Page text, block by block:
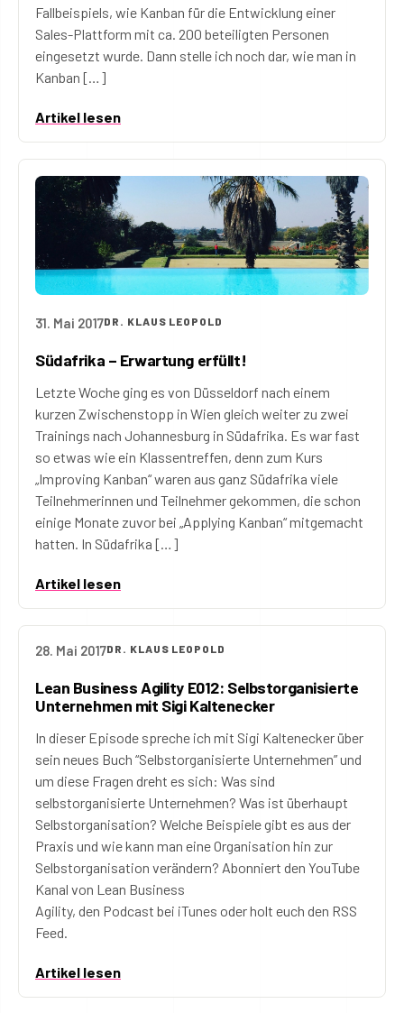
Fallbeispiels, wie Kanban für die Entwicklung einer
Sales-Plattform mit ca. 200 beteiligten Personen
eingesetzt wurde. Dann stelle ich noch dar, wie man in
Kanban […]
Artikel lesen
31. Mai 2017DR. KLAUS LEOPOLD
Südafrika – Erwartung erfüllt!
Letzte Woche ging es von Düsseldorf nach einem
kurzen Zwischenstopp in Wien gleich weiter zu zwei
Trainings nach Johannesburg in Südafrika. Es war fast
so etwas wie ein Klassentreffen, denn zum Kurs
„Improving Kanban“ waren aus ganz Südafrika viele
Teilnehmerinnen und Teilnehmer gekommen, die schon
einige Monate zuvor bei „Applying Kanban“ mitgemacht
hatten. In Südafrika […]
Artikel lesen
28. Mai 2017DR. KLAUS LEOPOLD
Lean Business Agility E012: Selbstorganisierte
Unternehmen mit Sigi Kaltenecker
In dieser Episode spreche ich mit Sigi Kaltenecker über
sein neues Buch “Selbstorganisierte Unternehmen” und
um diese Fragen dreht es sich: Was sind
selbstorganisierte Unternehmen? Was ist überhaupt
Selbstorganisation? Welche Beispiele gibt es aus der
Praxis und wie kann man eine Organisation hin zur
Selbstorganisation verändern? Abonniert den YouTube
Kanal von Lean Business
Agility, den Podcast bei iTunes oder holt euch den RSS
Feed.
Artikel lesen